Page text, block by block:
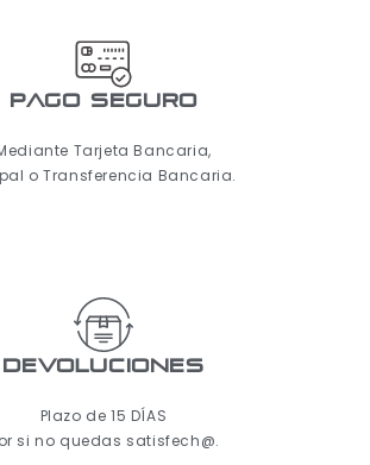
pago seguro
Tarjeta Bancaria,
o Transferencia Bancaria.
Devoluciones
Plazo de 15 DÍAS
si no quedas satisfech@.